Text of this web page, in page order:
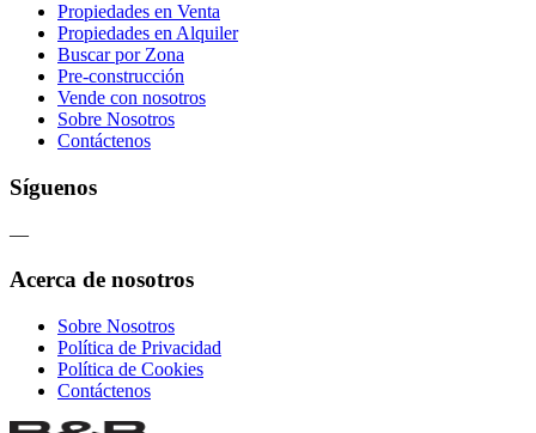
Propiedades en Venta
Propiedades en Alquiler
Buscar por Zona
Pre-construcción
Vende con nosotros
Sobre Nosotros
Contáctenos
Síguenos
—
Acerca de nosotros
Sobre Nosotros
Política de Privacidad
Política de Cookies
Contáctenos